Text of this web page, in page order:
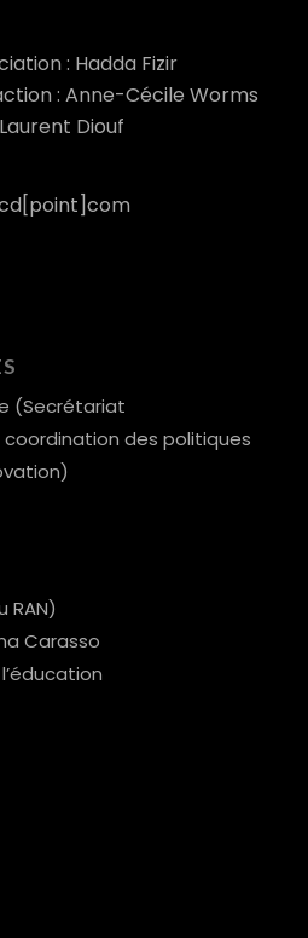
: Hadda Fizir
: Anne-Cécile Worms
Diouf
(Secrétariat
des politiques
RAN)
Carasso